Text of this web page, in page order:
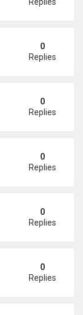
nhân
0
Replies
khó qua khỏi
0
Replies
kiện
0
Replies
thu quang gánh
0
Replies
da chẳng kém
0
Replies